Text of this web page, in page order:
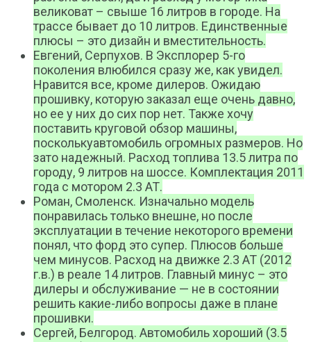
великоват – свыше 16 литров в городе. На
трассе бывает до 10 литров. Единственные
плюсы – это дизайн и вместительность.
Евгений, Серпухов. В Эксплорер 5-го
поколения влюбился сразу же, как увидел.
Нравится все, кроме дилеров. Ожидаю
прошивку, которую заказал еще очень давно,
но ее у них до сих пор нет. Также хочу
поставить круговой обзор машины,
посколькуавтомобиль огромных размеров. Но
зато надежный. Расход топлива 13.5 литра по
городу, 9 литров на шоссе. Комплектация 2011
года с мотором 2.3 АТ.
Роман, Смоленск. Изначально модель
понравилась только внешне, но после
эксплуатации в течение некоторого времени
понял, что форд это супер. Плюсов больше
чем минусов. Расход на движке 2.3 АТ (2012
г.в.) в реале 14 литров. Главный минус – это
дилеры и обслуживание — не в состоянии
решить какие-либо вопросы даже в плане
прошивки.
Сергей, Белгород. Автомобиль хороший (3.5